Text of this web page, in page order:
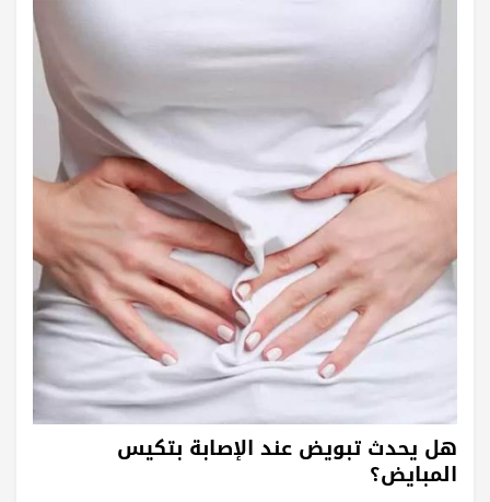
هل يحدث تبويض عند الإصابة بتكيس
المبايض؟